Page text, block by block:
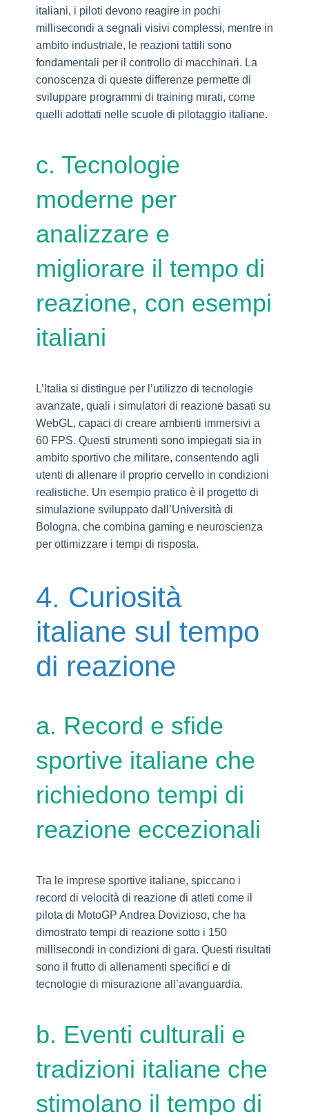
italiani, i piloti devono reagire in pochi
millisecondi a segnali visivi complessi, mentre in
ambito industriale, le reazioni tattili sono
fondamentali per il controllo di macchinari. La
conoscenza di queste differenze permette di
sviluppare programmi di training mirati, come
quelli adottati nelle scuole di pilotaggio italiane.
c. Tecnologie
moderne per
analizzare e
migliorare il tempo di
reazione, con esempi
italiani
L’Italia si distingue per l’utilizzo di tecnologie
avanzate, quali i simulatori di reazione basati su
WebGL, capaci di creare ambienti immersivi a
60 FPS. Questi strumenti sono impiegati sia in
ambito sportivo che militare, consentendo agli
utenti di allenare il proprio cervello in condizioni
realistiche. Un esempio pratico è il progetto di
simulazione sviluppato dall’Università di
Bologna, che combina gaming e neuroscienza
per ottimizzare i tempi di risposta.
4. Curiosità
italiane sul tempo
di reazione
a. Record e sfide
sportive italiane che
richiedono tempi di
reazione eccezionali
Tra le imprese sportive italiane, spiccano i
record di velocità di reazione di atleti come il
pilota di MotoGP Andrea Dovizioso, che ha
dimostrato tempi di reazione sotto i 150
millisecondi in condizioni di gara. Questi risultati
sono il frutto di allenamenti specifici e di
tecnologie di misurazione all’avanguardia.
b. Eventi culturali e
tradizioni italiane che
stimolano il tempo di